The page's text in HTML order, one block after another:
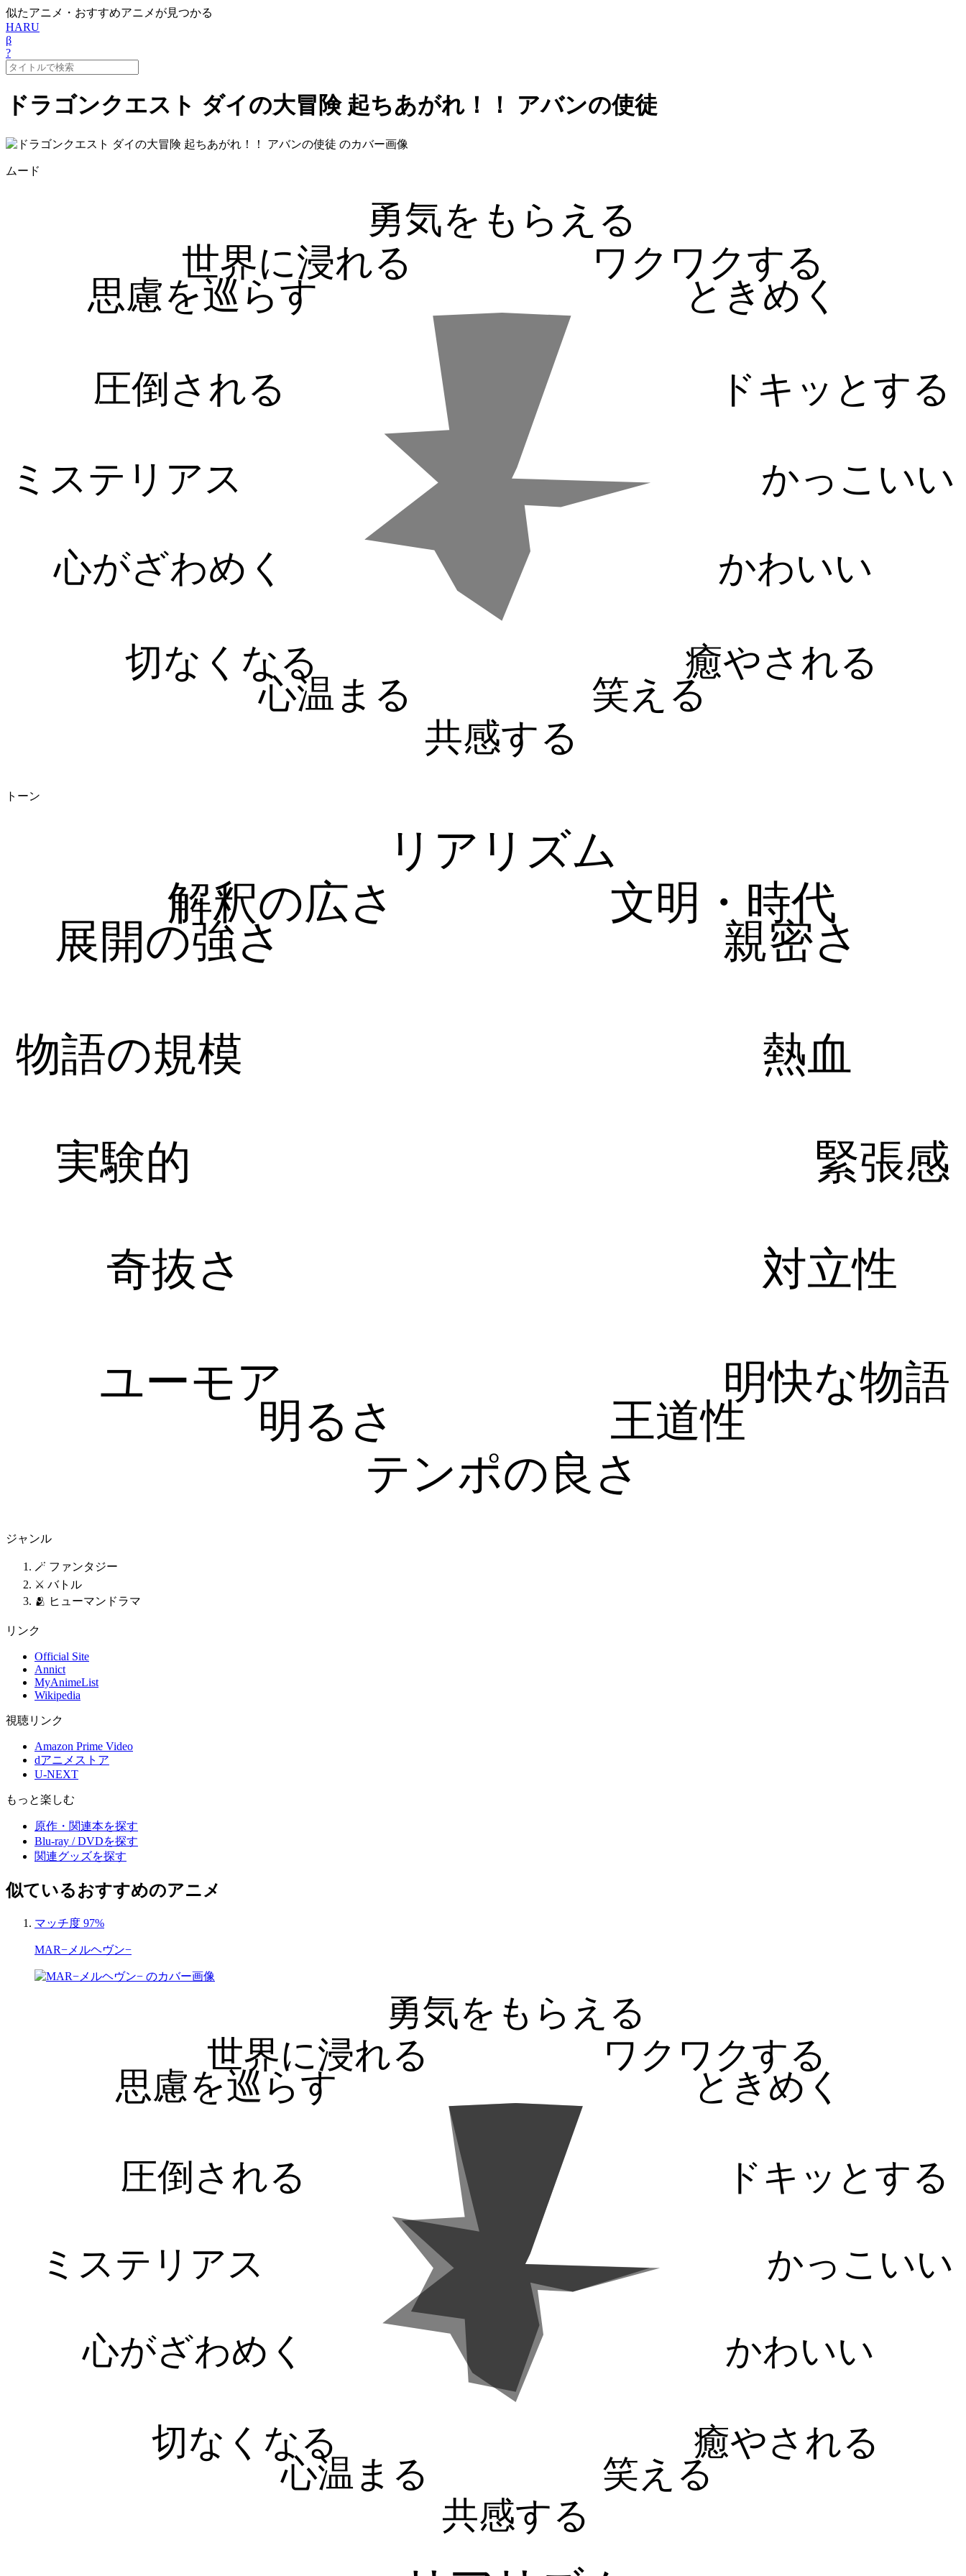
似たアニメ・おすすめアニメが見つかる
HARU
β
?
ドラゴンクエスト ダイの大冒険 起ちあがれ！！ アバンの使徒
ムード
勇気をもらえる
ワクワクする
ときめく
ドキッとする
かっこいい
かわいい
癒やされる
笑える
共感する
心温まる
切なくなる
心がざわめく
ミステリアス
圧倒される
思慮を巡らす
世界に浸れる
トーン
リアリズム
文明・時代
親密さ
熱血
緊張感
対立性
明快な物語
王道性
テンポの良さ
明るさ
ユーモア
奇抜さ
実験的
物語の規模
展開の強さ
解釈の広さ
ジャンル
🪄 ファンタジー
⚔️ バトル
🫂 ヒューマンドラマ
リンク
Official Site
Annict
MyAnimeList
Wikipedia
視聴リンク
Amazon Prime Video
dアニメストア
U-NEXT
もっと楽しむ
原作・関連本を探す
Blu-ray / DVDを探す
関連グッズを探す
似ているおすすめのアニメ
マッチ度 97%
MAR−メルヘヴン−
勇気をもらえる
ワクワクする
ときめく
ドキッとする
かっこいい
かわいい
癒やされる
笑える
共感する
心温まる
切なくなる
心がざわめく
ミステリアス
圧倒される
思慮を巡らす
世界に浸れる